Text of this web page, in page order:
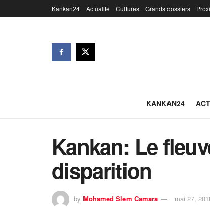
Kankan24 Actualité Cultures Grands dossiers
KANKAN24
Kankan: Le
disparition
by Mohamed Slem Camara mai 27,